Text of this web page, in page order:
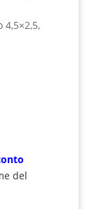
4,5×2,5,
del